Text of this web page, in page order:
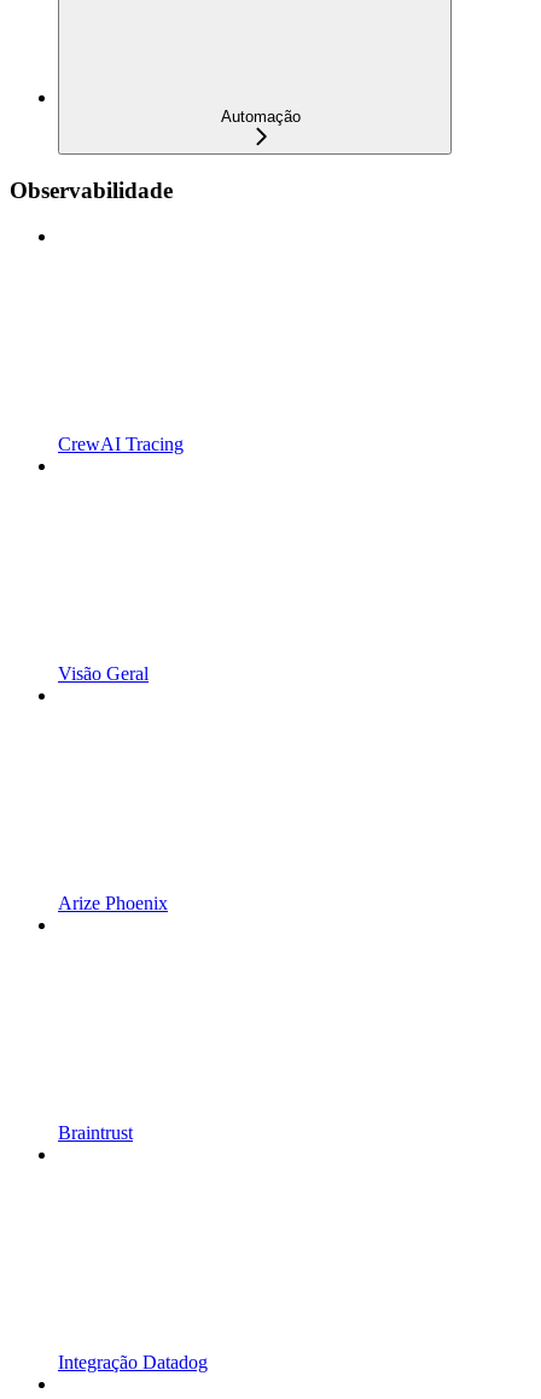
Automação
Observabilidade
CrewAI Tracing
Visão Geral
Arize Phoenix
Braintrust
Integração Datadog